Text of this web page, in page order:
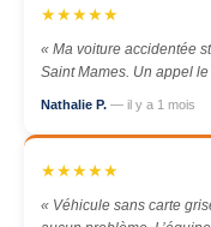
★★★★★
« Ma voiture accidentée
Saint Mames. Un appel
Nathalie P. — il y a 1 mois
★★★★★
« Véhicule sans carte